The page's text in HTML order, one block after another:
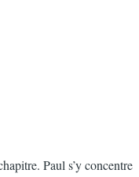
Paul s’y concentre